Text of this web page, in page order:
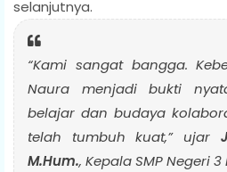
selanjutnya.
“Kami sangat bangga.
Naura menjadi bukti
belajar dan budaya
telah tumbuh kuat,” ujar
M.Hum., Kepala SMP Negeri 3